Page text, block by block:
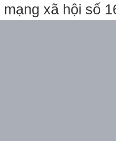
3
mạng xã hội số